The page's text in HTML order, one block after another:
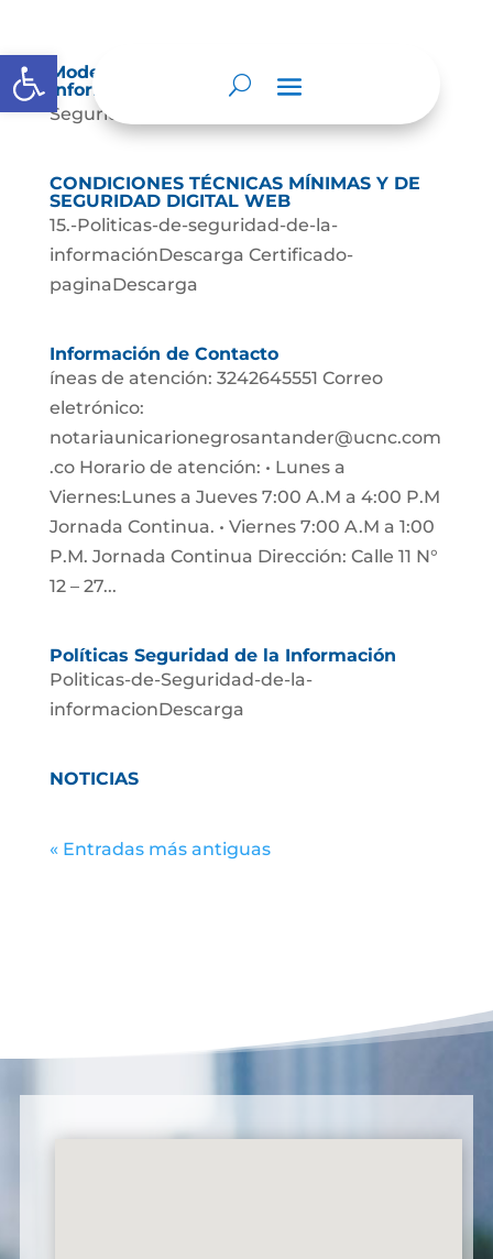
Abrir barra de herramientas
Modelo de Seguridad y Privacidad de la
Información (MSPI)
Seguridad Paginas Web...
CONDICIONES TÉCNICAS MÍNIMAS Y DE
SEGURIDAD DIGITAL WEB
15.-Politicas-de-seguridad-de-la-
informaciónDescarga Certificado-
paginaDescarga
Información de Contacto
íneas de atención: 3242645551 Correo
eletrónico:
notariaunicarionegrosantander@ucnc.com
.co Horario de atención: • Lunes a
Viernes:Lunes a Jueves 7:00 A.M a 4:00 P.M
Jornada Continua. • Viernes 7:00 A.M a 1:00
P.M. Jornada Continua Dirección: Calle 11 N°
12 – 27...
Políticas Seguridad de la Información
Politicas-de-Seguridad-de-la-
informacionDescarga
NOTICIAS
« Entradas más antiguas